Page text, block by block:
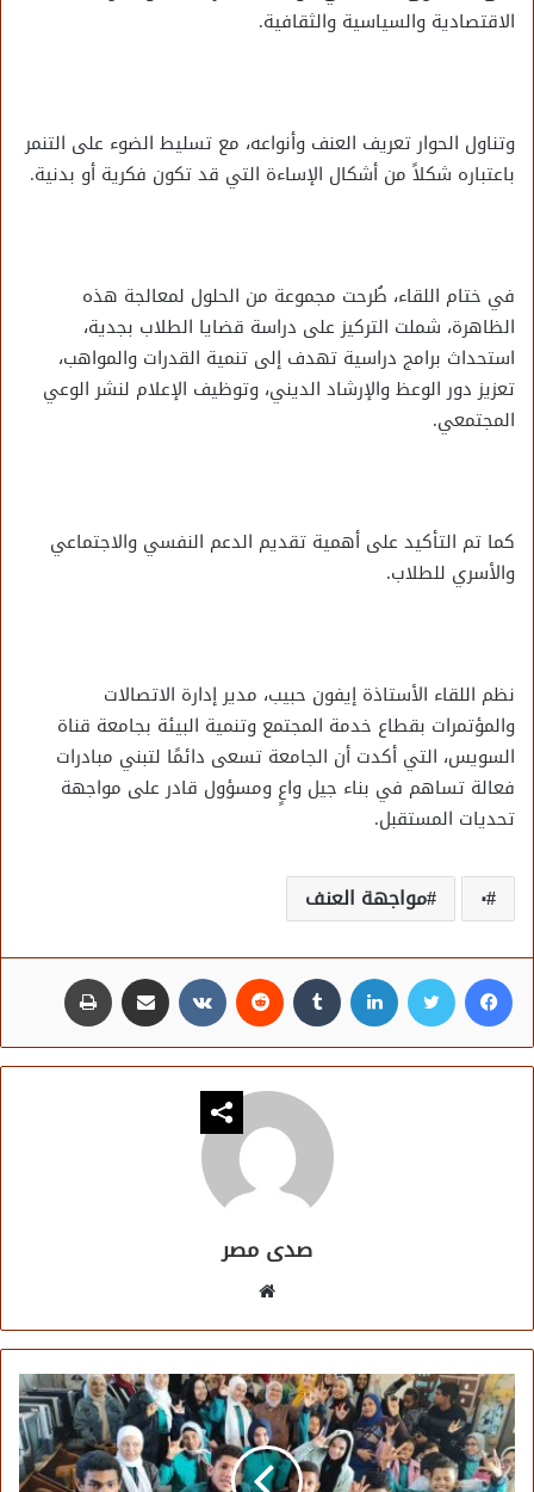
الاقتصادية والسياسية والثقافية.
وتناول الحوار تعريف العنف وأنواعه، مع تسليط الضوء على التنمر
باعتباره شكلاً من أشكال الإساءة التي قد تكون فكرية أو بدنية.
في ختام اللقاء، طُرحت مجموعة من الحلول لمعالجة هذه
الظاهرة، شملت التركيز على دراسة قضايا الطلاب بجدية،
استحداث برامج دراسية تهدف إلى تنمية القدرات والمواهب،
تعزيز دور الوعظ والإرشاد الديني، وتوظيف الإعلام لنشر الوعي
المجتمعي.
كما تم التأكيد على أهمية تقديم الدعم النفسي والاجتماعي
والأسري للطلاب.
نظم اللقاء الأستاذة إيفون حبيب، مدير إدارة الاتصالات
والمؤتمرات بقطاع خدمة المجتمع وتنمية البيئة بجامعة قناة
السويس، التي أكدت أن الجامعة تسعى دائمًا لتبني مبادرات
فعالة تساهم في بناء جيل واعٍ ومسؤول قادر على مواجهة
تحديات المستقبل.
٠ مواجهة العنف
فيسبوك تويتر لينكدإن مشاركة عبر البريد
صدى مصر